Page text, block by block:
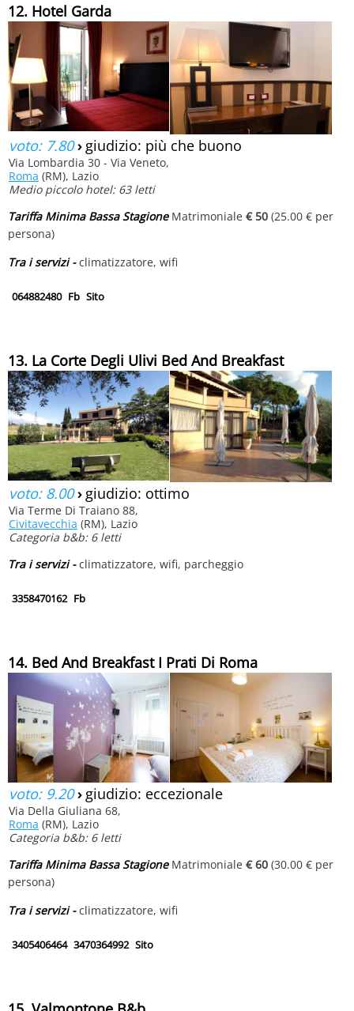
12. Hotel Garda
voto: 7.80› giudizio: più che buono
Via Lombardia 30 - Via Veneto,
Roma (RM), Lazio
Medio piccolo hotel: 63 letti
Tariffa Minima Bassa StagioneMatrimoniale € 50 (25.00 € per
persona)
Tra i servizi -climatizzatore, wifi
064882480 Fb Sito
13. La Corte Degli Ulivi Bed And Breakfast
voto: 8.00› giudizio: ottimo
Via Terme Di Traiano 88,
Civitavecchia (RM), Lazio
Categoria b&b: 6 letti
Tra i servizi -climatizzatore, wifi, parcheggio
3358470162 Fb
14. Bed And Breakfast I Prati Di Roma
voto: 9.20› giudizio: eccezionale
Via Della Giuliana 68,
Roma (RM), Lazio
Categoria b&b: 6 letti
Tariffa Minima Bassa StagioneMatrimoniale € 60 (30.00 € per
persona)
Tra i servizi -climatizzatore, wifi
3405406464 3470364992 Sito